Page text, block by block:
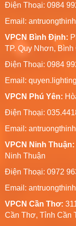
Điện Thoại: 0984
Email:
VPCN Bình Định:
TP. Quy Nhơn,
Điện Thoại: 0984
Email:
VPCN Phú Yên:
Điện Thoại:
Email:
VPCN Ninh Thuận:
Ninh Thuận
Điện Thoại: 0972
Email:
VPCN Cần Thơ:
Cần Thơ, Tỉnh Cần